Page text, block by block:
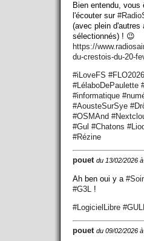
Bien entendu, vous
l'écouter sur #
(avec plein d'autres
sélectionnés) ! 😉
https://www.
du-crestois-du-20-
#iLoveFS #FLO2026
#LélaboDePaulette
#informatique #
#AousteSurSye #
#OSMAnd #
#Gul #Chatons #
#Rézine
pouet du 13/02/2026
Ah ben oui y a #
#G3L !
#LogicielLibre #GULL
pouet du 09/02/2026